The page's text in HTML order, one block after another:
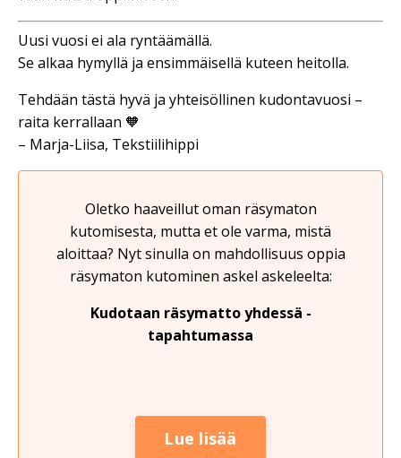
Uusi vuosi ei ala ryntäämällä.
Se alkaa hymyllä ja ensimmäisellä kuteen heitolla.
Tehdään tästä hyvä ja yhteisöllinen kudontavuosi –
raita kerrallaan 🧡
– Marja-Liisa, Tekstiilihippi
Oletko haaveillut oman räsymaton
kutomisesta, mutta et ole varma, mistä
aloittaa? Nyt sinulla on mahdollisuus oppia
räsymaton kutominen askel askeleelta:
Kudotaan räsymatto yhdessä -
tapahtumassa
Lue lisää